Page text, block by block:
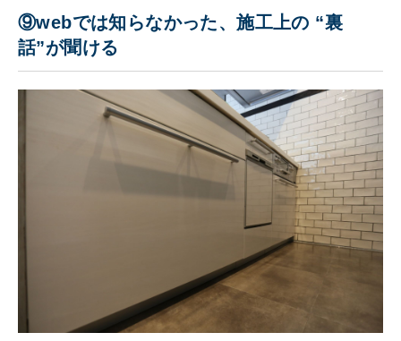
⑨webでは知らなかった、施工上の “裏
話”が聞ける